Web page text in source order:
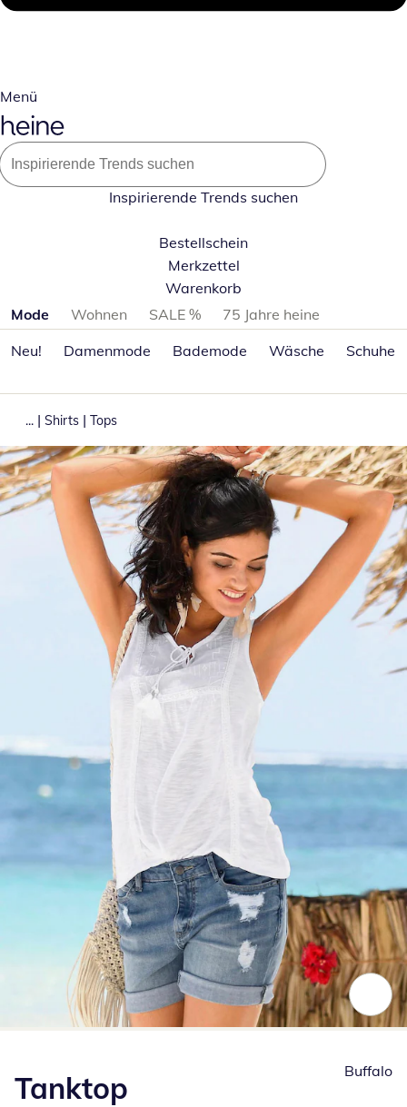
Menü
Inspirierende Trends suchen
Bestellschein
Merkzettel
Warenkorb
Produktkategorien überspringen
Mode Wohnen SALE %
75 Jahre heine
Neu!
Damenmode Bademode Wäsche Schuhe
... | Shirts | Tops
Tanktop Buffalo